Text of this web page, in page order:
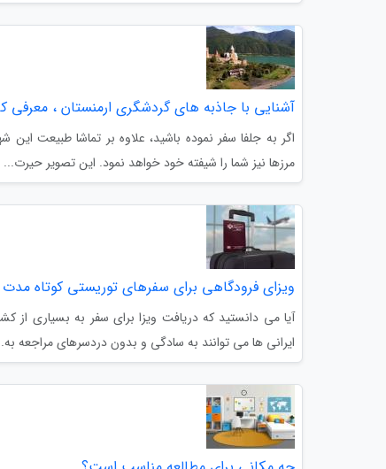
آشنایی با جاذبه های گردشگری ارمنستان ، معرفی
اگر به جلفا سفر نموده باشید، علاوه بر تماشا طبیعت این
مرزها نیز شما را شیفته خود خواهد نمود. این تصویر حیرت...
ویزای فرودگاهی برای سفرهای توریستی کوتاه مدت
آیا می دانستید که دریافت ویزا برای سفر به بسیاری از
ایرانی ها می توانند به سادگی و بدون دردسرهای مراجعه